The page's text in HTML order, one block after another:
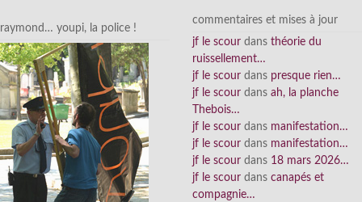
raymond… youpi, la police !
commentaires et mises à jour
jf le scour dans théorie du
ruissellement…
jf le scour dans presque rien…
jf le scour dans ah, la planche
Thebois…
jf le scour dans manifestation…
jf le scour dans manifestation…
jf le scour dans 18 mars 2026…
jf le scour dans canapés et
compagnie…